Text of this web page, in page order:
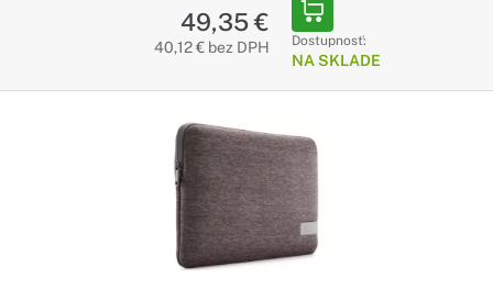
49,35 €
40,12 € bez DPH Dostupnosť:
NA SKLADE